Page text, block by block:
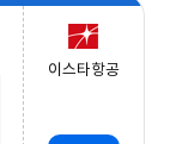
이스타항공